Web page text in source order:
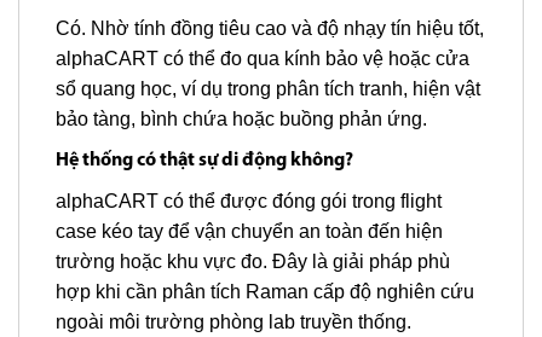
Có. Nhờ tính đồng tiêu cao và độ nhạy tín hiệu tốt,
alphaCART có thể đo qua kính bảo vệ hoặc cửa
sổ quang học, ví dụ trong phân tích tranh, hiện vật
bảo tàng, bình chứa hoặc buồng phản ứng.
Hệ thống có thật sự di động không?
alphaCART có thể được đóng gói trong flight
case kéo tay để vận chuyển an toàn đến hiện
trường hoặc khu vực đo. Đây là giải pháp phù
hợp khi cần phân tích Raman cấp độ nghiên cứu
ngoài môi trường phòng lab truyền thống.